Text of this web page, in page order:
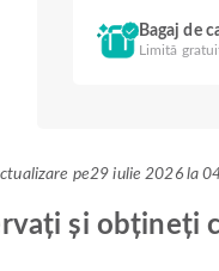
Bagaj de
Limită
pe29 iulie 2026 la
și obțineți